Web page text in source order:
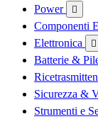
Power

Componenti
Elettronica 
Batterie &
Sicurezza &
Strumenti e